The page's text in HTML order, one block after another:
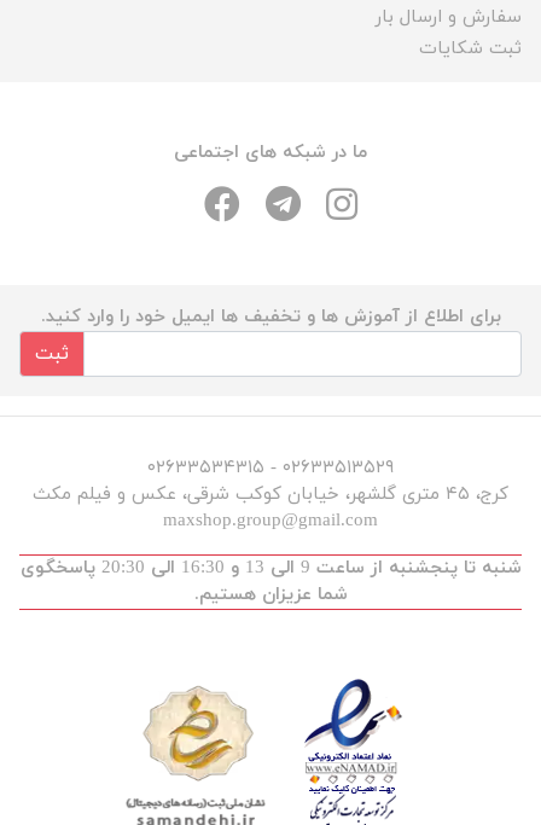
سفارش و ارسال بار
ثبت شکایات
ما در شبکه های اجتماعی
برای اطلاع از آموزش ها و تخفیف ها ایمیل خود را وارد کنید.
ثبت
۰۲۶۳۳۵۱۳۵۲۹ - ۰۲۶۳۳۵۳۴۳۱۵
کرج، ۴۵ متری گلشهر، خیابان کوکب شرقی، عکس و فیلم مکث
maxshop.group@gmail.com
شنبه تا پنجشنبه از ساعت 9 الی 13 و 16:30 الی 20:30 پاسخگوی
شما عزیزان هستیم.